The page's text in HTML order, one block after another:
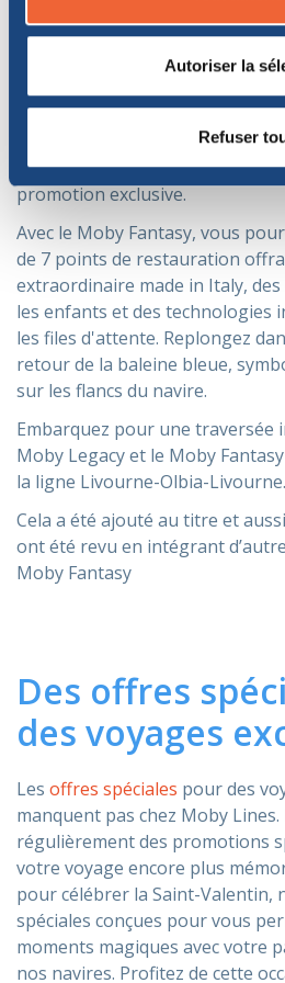
Autoriser la
Refuser
extérieurs, ajoutant une touche
Et ne manquez pas notre
offre
ligne Livourne-Olbia-Livourne
: à partir de €54,80 pour
Réservez dès maintenant pour
promotion exclusive.
Avec le Moby Fantasy, vous
de 7 points de restauration
extraordinaire made in Italy,
les enfants et des technologies
les files d'attente. Replongez
retour de la baleine bleue,
sur les flancs du navire.
Embarquez pour une traversée
Moby Legacy et le Moby
la ligne Livourne-Olbia-Livourne.
Cela a été ajouté au titre et
ont été revu en intégrant
Moby Fantasy
Des offres
des voyages
Les offres spéciales pour des
manquent pas chez Moby
régulièrement des promotions
votre voyage encore plus
pour célébrer la Saint-Valentin,
spéciales conçues pour vous
moments magiques avec votre
nos navires. Profitez de cette